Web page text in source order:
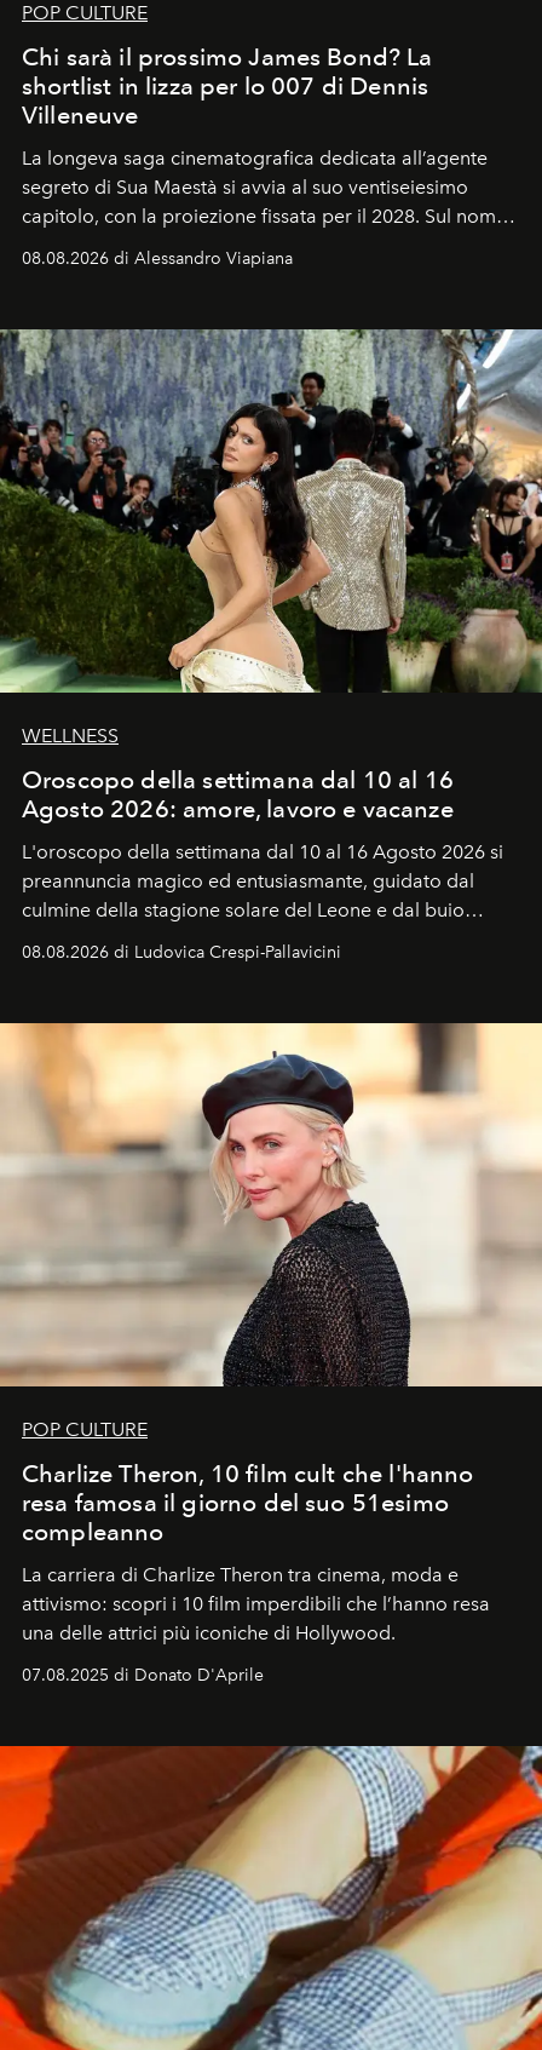
POP CULTURE
Chi sarà il prossimo James Bond? La
shortlist in lizza per lo 007 di Dennis
Villeneuve
La longeva saga cinematografica dedicata all’agente
segreto di Sua Maestà si avvia al suo ventiseiesimo
capitolo, con la proiezione fissata per il 2028. Sul nome
dell’attore chiamato a raccogliere l’eredità di Daniel
Craig, però, regna ancora il più assoluto riserbo.
08.08.2026 di Alessandro Viapiana
WELLNESS
Oroscopo della settimana dal 10 al 16
Agosto 2026: amore, lavoro e vacanze
L'oroscopo della settimana dal 10 al 16 Agosto 2026 si
preannuncia magico ed entusiasmante, guidato dal
culmine della stagione solare del Leone e dal buio
favorevole della Luna nuova in Leone del 12 agosto,
ideale per la notte delle Perseidi.
08.08.2026 di Ludovica Crespi-Pallavicini
POP CULTURE
Charlize Theron, 10 film cult che l'hanno
resa famosa il giorno del suo 51esimo
compleanno
La carriera di Charlize Theron tra cinema, moda e
attivismo: scopri i 10 film imperdibili che l’hanno resa
una delle attrici più iconiche di Hollywood.
07.08.2025 di Donato D'Aprile